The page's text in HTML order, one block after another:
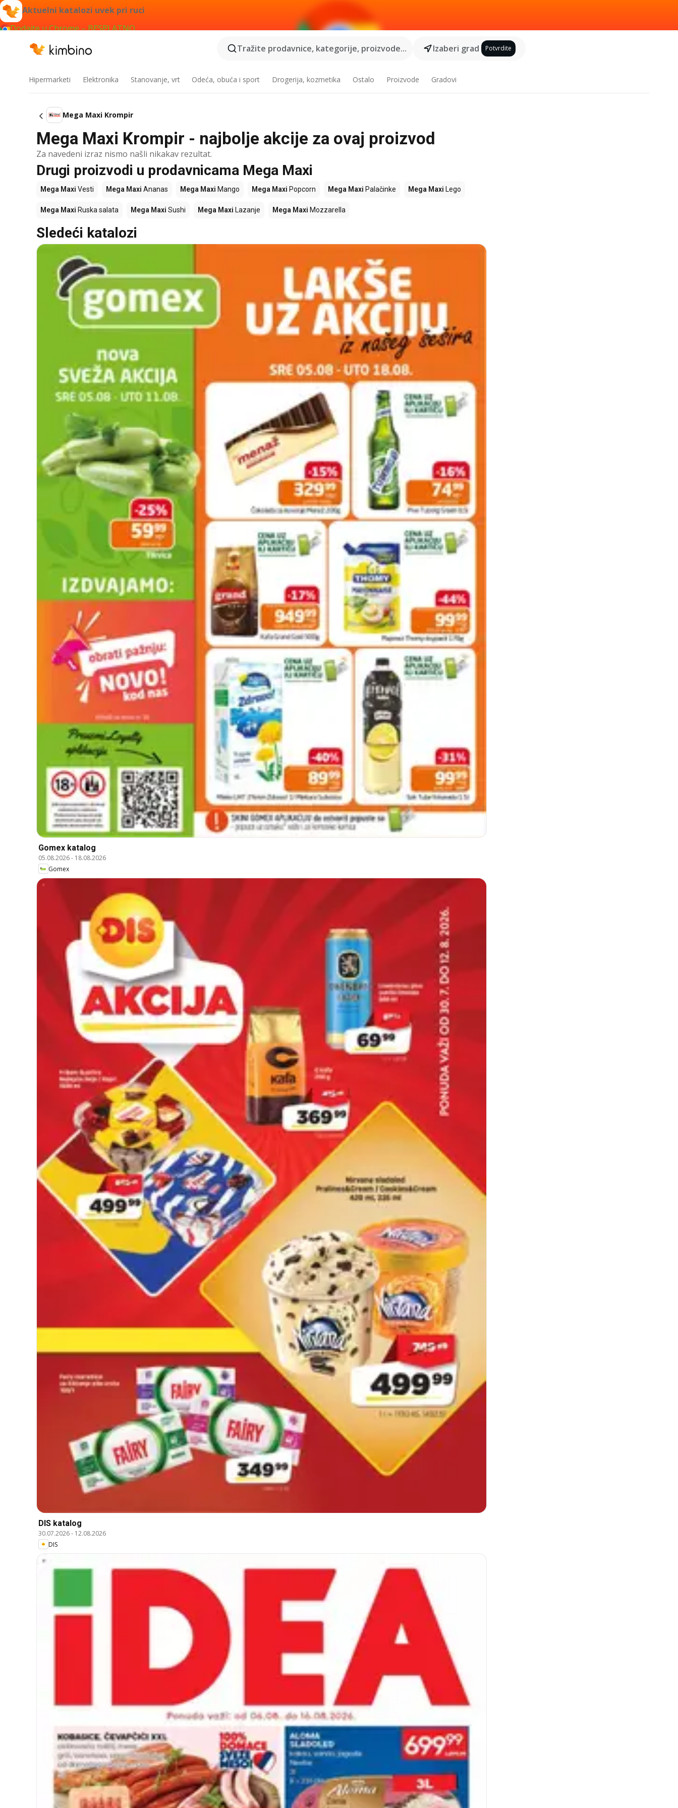
Aktuelni katalozi uvek pri ruci
Dodajte u Chrome – BESPLATNO
Tražite prodavnice, kategorije, proizvode...
Izaberi grad Potvrdite
Hipermarketi Elektronika Stanovanje, vrt Odeća, obuća i sport Drogerija, kozmetika Ostalo Proizvode Gradovi
Mega Maxi Krompir
Mega Maxi Krompir - najbolje akcije za ovaj proizvod
Za navedeni izraz nismo našli nikakav rezultat.
Drugi proizvodi u prodavnicama Mega Maxi
Mega Maxi Vesti Mega Maxi Ananas Mega Maxi Mango Mega Maxi Popcorn Mega Maxi Palačinke Mega Maxi Lego
Mega Maxi Ruska salata Mega Maxi Sushi Mega Maxi Lazanje Mega Maxi Mozzarella
Sledeći katalozi
Gomex katalog
05.08.2026- 18.08.2026
Gomex
DIS katalog
30.07.2026- 12.08.2026
DIS